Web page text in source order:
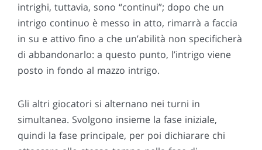
intrighi, tuttavia, sono “continui”; dopo che un
intrigo continuo è messo in atto, rimarrà a faccia
in su e attivo fino a che un’abilità non specificherà
di abbandonarlo: a questo punto, l’intrigo viene
posto in fondo al mazzo intrigo.
Gli altri giocatori si alternano nei turni in
simultanea. Svolgono insieme la fase iniziale,
quindi la fase principale, per poi dichiarare chi